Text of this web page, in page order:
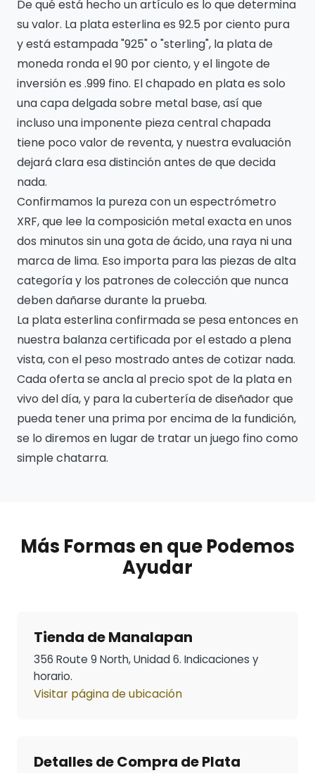
De qué está hecho un artículo es lo que determina
su valor. La plata esterlina es 92.5 por ciento pura
y está estampada "925" o "sterling", la plata de
moneda ronda el 90 por ciento, y el lingote de
inversión es .999 fino. El chapado en plata es solo
una capa delgada sobre metal base, así que
incluso una imponente pieza central chapada
tiene poco valor de reventa, y nuestra evaluación
dejará clara esa distinción antes de que decida
nada.
Confirmamos la pureza con un espectrómetro
XRF, que lee la composición metal exacta en unos
dos minutos sin una gota de ácido, una raya ni una
marca de lima. Eso importa para las piezas de alta
categoría y los patrones de colección que nunca
deben dañarse durante la prueba.
La plata esterlina confirmada se pesa entonces en
nuestra balanza certificada por el estado a plena
vista, con el peso mostrado antes de cotizar nada.
Cada oferta se ancla al precio spot de la plata en
vivo del día, y para la cubertería de diseñador que
pueda tener una prima por encima de la fundición,
se lo diremos en lugar de tratar un juego fino como
simple chatarra.
Más Formas en que Podemos
Ayudar
Tienda de Manalapan
356 Route 9 North, Unidad 6. Indicaciones y
horario.
Visitar página de ubicación
Detalles de Compra de Plata